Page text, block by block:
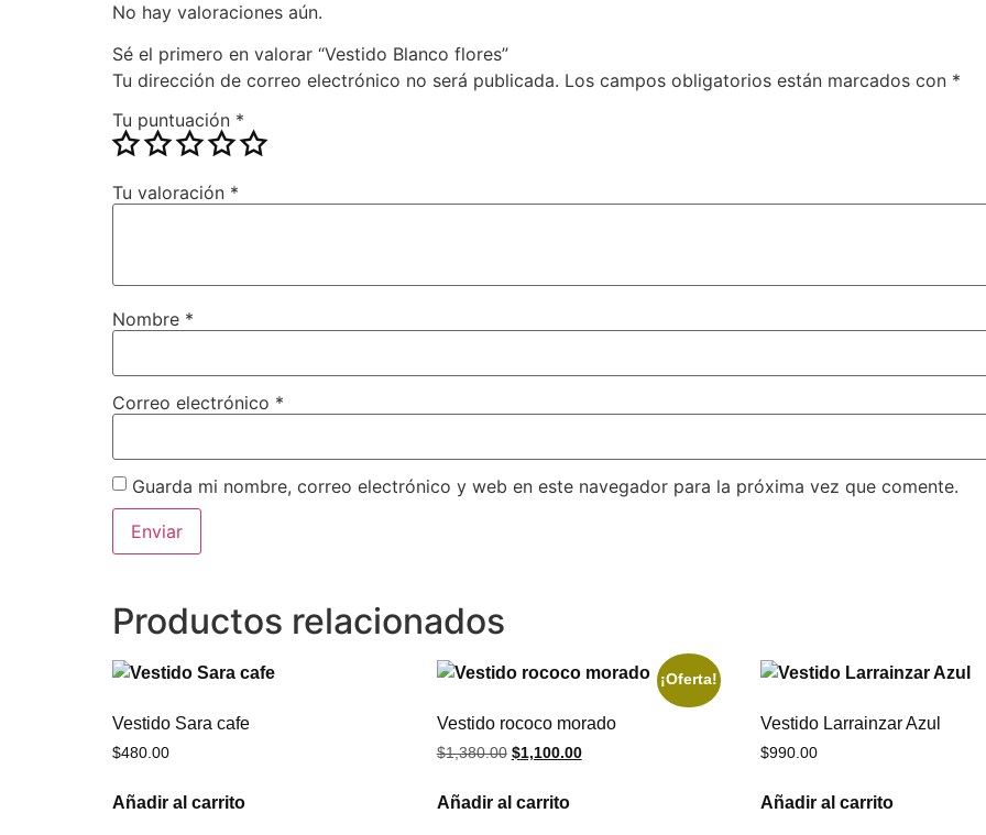
No hay valoraciones aún.
Sé el primero en valorar “Vestido Blanco flores”
Tu dirección de correo electrónico no será publicada. Los campos obligatorios están marcados con *
Tu puntuación *
Tu valoración *
Nombre *
Correo electrónico *
Guarda mi nombre, correo electrónico y web en este navegador para la próxima vez que comente.
Productos relacionados
Vestido Sara cafe
$480.00
Añadir al carrito
¡Oferta!
Vestido rococo morado
$1,380.00 $1,100.00
Añadir al carrito
Vestido Larrainzar Azul
$990.00
Añadir al carrito